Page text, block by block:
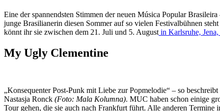
Eine der spannendsten Stimmen der neuen Música Popular
junge Brasilianerin diesen Sommer auf so vielen Festivalbühnen
könnt ihr sie zwischen dem 21. Juli und 5. August in Karlsruhe,
My Ugly Clementine
„Konsequenter Post-Punk mit Liebe zur Popmelodie“ – so
Nastasja Ronck (Foto: Mala Kolumna). MUC haben schon einige
Tour gehen, die sie auch nach Frankfurt führt. Alle anderen Termine